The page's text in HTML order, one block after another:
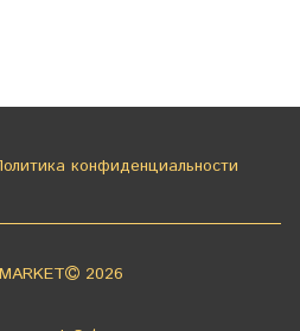
конфиденциальности
2026